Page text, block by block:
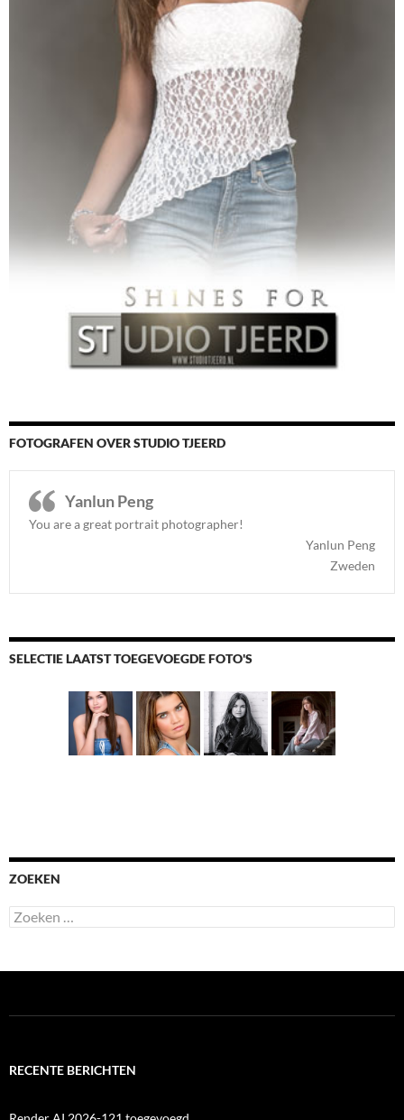
FOTOGRAFEN OVER STUDIO TJEERD
Yanlun Peng
You are a great portrait photographer!
Yanlun Peng
Zweden
SELECTIE LAATST TOEGEVOEGDE FOTO'S
ZOEKEN
Zoeken
naar:
RECENTE BERICHTEN